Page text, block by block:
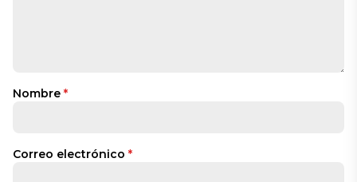
Nombre *
Correo electrónico *